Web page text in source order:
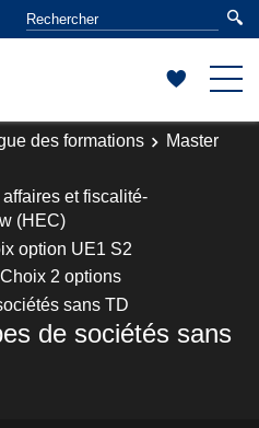
des formations
Master
et fiscalité-
(HEC)
option UE1 S2
Choix 2 options
sans TD
de sociétés sans